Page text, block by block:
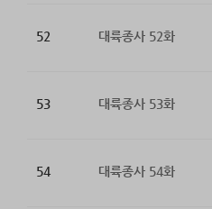
52 대륙종사 52화
53 대륙종사 53화
54 대륙종사 54화